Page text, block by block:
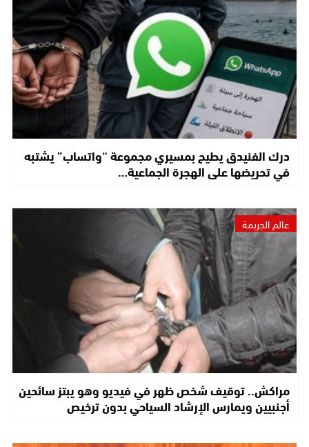
درك الفنيدق يطيح بمسيري مجموعة “واتساب” يشتبه
في تحريضها على الهجرة الجماعية…
عالم الجريمة
مراكش.. توقيف شخص ظهر في فيديو وهو يبتز سائحين
أجنبيين ويمارس الإرشاد السياحي بدون ترخيص